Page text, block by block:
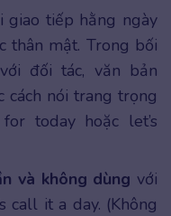
tiếp hằng ngày
thân mật. Trong bối
đối tác, văn bản
cách nói trang trọng
today hoặc let’s
và không dùng với
call it a day. (Không